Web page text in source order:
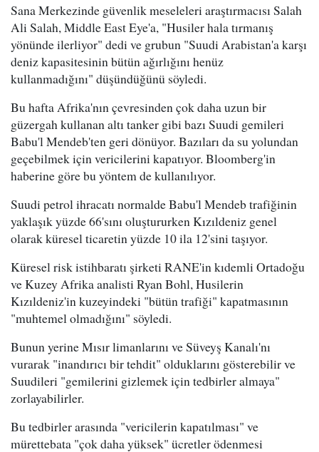
Sana Merkezinde güvenlik meseleleri araştırmacısı Salah
Ali Salah, Middle East Eye'a, "Husiler hala tırmanış
yönünde ilerliyor" dedi ve grubun "Suudi Arabistan'a karşı
deniz kapasitesinin bütün ağırlığını henüz
kullanmadığını" düşündüğünü söyledi.
Bu hafta Afrika'nın çevresinden çok daha uzun bir
güzergah kullanan altı tanker gibi bazı Suudi gemileri
Babu'l Mendeb'ten geri dönüyor. Bazıları da su yolundan
geçebilmek için vericilerini kapatıyor. Bloomberg'in
haberine göre bu yöntem de kullanılıyor.
Suudi petrol ihracatı normalde Babu'l Mendeb trafiğinin
yaklaşık yüzde 66'sını oluştururken Kızıldeniz genel
olarak küresel ticaretin yüzde 10 ila 12'sini taşıyor.
Küresel risk istihbaratı şirketi RANE'in kıdemli Ortadoğu
ve Kuzey Afrika analisti Ryan Bohl, Husilerin
Kızıldeniz'in kuzeyindeki "bütün trafiği" kapatmasının
"muhtemel olmadığını" söyledi.
Bunun yerine Mısır limanlarını ve Süveyş Kanalı'nı
vurarak "inandırıcı bir tehdit" olduklarını gösterebilir ve
Suudileri "gemilerini gizlemek için tedbirler almaya"
zorlayabilirler.
Bu tedbirler arasında "vericilerin kapatılması" ve
mürettebata "çok daha yüksek" ücretler ödenmesi